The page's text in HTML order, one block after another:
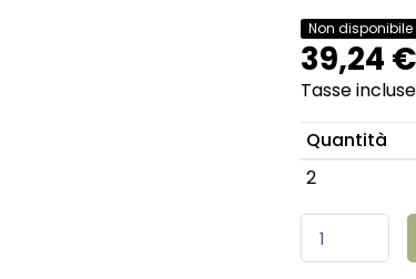
Non disponibile
39,24 €
Tasse incluse
Quantità
2